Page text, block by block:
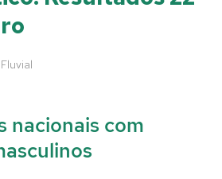
Fluvial
nacionais com